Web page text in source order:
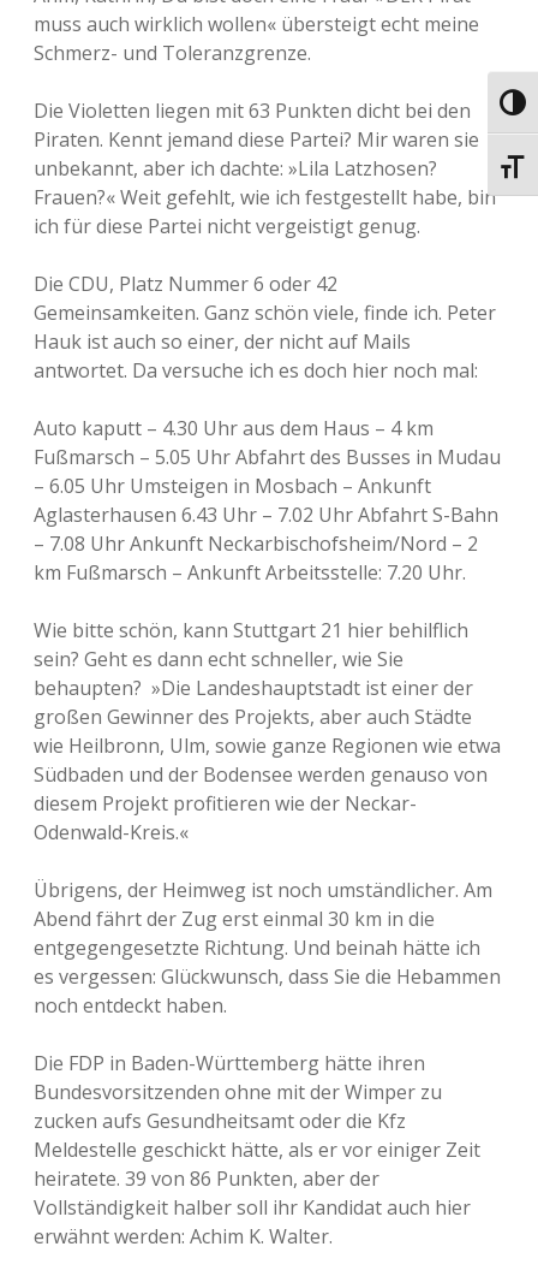
muss auch wirklich wollen« übersteigt echt meine
Schmerz- und Toleranzgrenze.
Die Violetten liegen mit 63 Punkten dicht bei den
Piraten. Kennt jemand diese Partei? Mir waren sie
unbekannt, aber ich dachte: »Lila Latzhosen?
Frauen?« Weit gefehlt, wie ich festgestellt habe, bin
ich für diese Partei nicht vergeistigt genug.
Die CDU, Platz Nummer 6 oder 42
Gemeinsamkeiten. Ganz schön viele, finde ich. Peter
Hauk ist auch so einer, der nicht auf Mails
antwortet. Da versuche ich es doch hier noch mal:
Auto kaputt – 4.30 Uhr aus dem Haus – 4 km
Fußmarsch – 5.05 Uhr Abfahrt des Busses in Mudau
– 6.05 Uhr Umsteigen in Mosbach – Ankunft
Aglasterhausen 6.43 Uhr – 7.02 Uhr Abfahrt S-Bahn
– 7.08 Uhr Ankunft Neckarbischofsheim/Nord – 2
km Fußmarsch – Ankunft Arbeitsstelle: 7.20 Uhr.
Wie bitte schön, kann Stuttgart 21 hier behilflich
sein? Geht es dann echt schneller, wie Sie
behaupten? »Die Landeshauptstadt ist einer der
großen Gewinner des Projekts, aber auch Städte
wie Heilbronn, Ulm, sowie ganze Regionen wie etwa
Südbaden und der Bodensee werden genauso von
diesem Projekt profitieren wie der Neckar-
Odenwald-Kreis.«
Übrigens, der Heimweg ist noch umständlicher. Am
Abend fährt der Zug erst einmal 30 km in die
entgegengesetzte Richtung. Und beinah hätte ich
es vergessen: Glückwunsch, dass Sie die Hebammen
noch entdeckt haben.
Die FDP in Baden-Württemberg hätte ihren
Bundesvorsitzenden ohne mit der Wimper zu
zucken aufs Gesundheitsamt oder die Kfz
Meldestelle geschickt hätte, als er vor einiger Zeit
heiratete. 39 von 86 Punkten, aber der
Vollständigkeit halber soll ihr Kandidat auch hier
erwähnt werden: Achim K. Walter.